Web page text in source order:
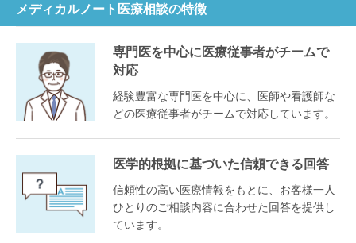
メディカルノート医療相談の特徴
専門医を中心に医療従事者がチームで
対応
経験豊富な専門医を中心に、医師や看護師な
どの医療従事者がチームで対応しています。
医学的根拠に基づいた信頼できる回答
信頼性の高い医療情報をもとに、お客様一人
ひとりのご相談内容に合わせた回答を提供し
ています。